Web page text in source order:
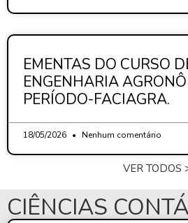
EMENTAS DO CURSO
ENGENHARIA
PERÍODO-FACIAGRA.
18/05/2026 Nenhum comentário
VER TODOS
CIÊNCIAS